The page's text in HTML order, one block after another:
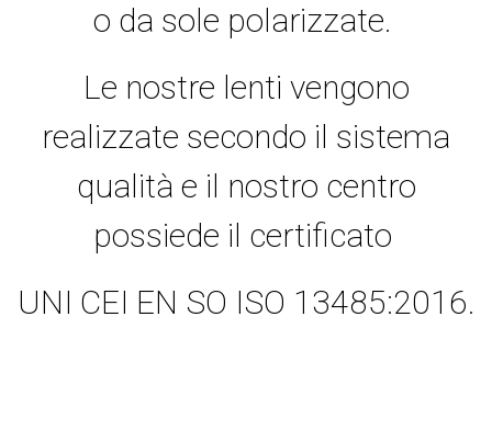
o da sole polarizzate.
Le nostre lenti vengono
realizzate secondo il sistema
qualità e il nostro centro
possiede il certificato
UNI CEI EN SO ISO 13485:2016.